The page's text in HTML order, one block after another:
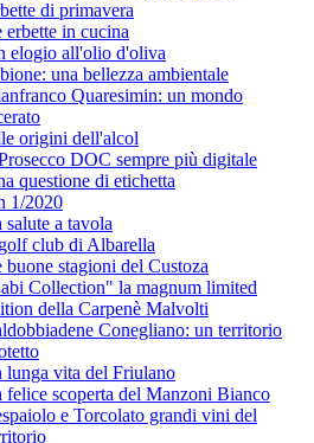
di primavera
erbette in cucina
elogio all'olio d'oliva
una bellezza ambientale
Quaresimin: un mondo
origini dell'alcol
DOC sempre più digitale
questione di etichetta
1/2020
salute a tavola
club di Albarella
buone stagioni del Custoza
Collection" la magnum limited
della Carpenè Malvolti
Conegliano: un territorio
lunga vita del Friulano
felice scoperta del Manzoni Bianco
e Torcolato grandi vini del